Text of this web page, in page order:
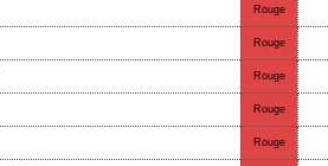
Rouge
Rouge
Rouge
Rouge
Rouge